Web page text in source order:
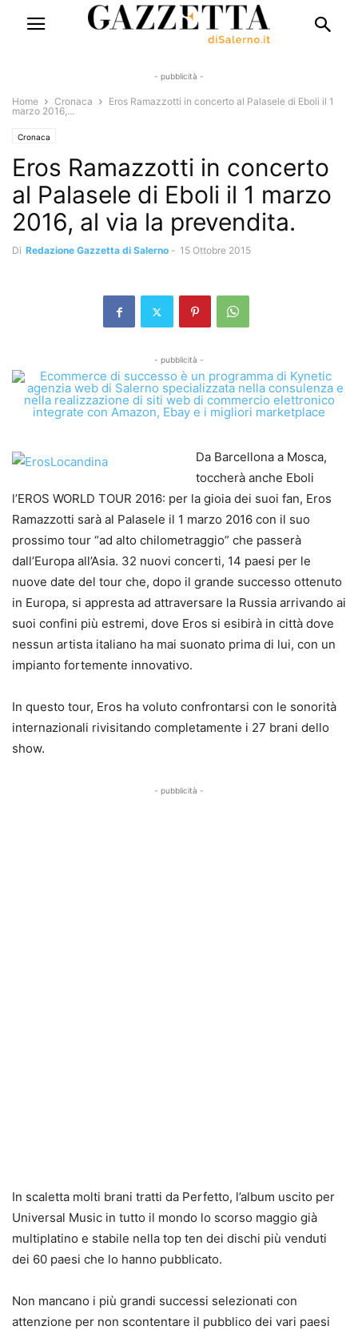
- pubblicità -
Home Cronaca
Eros Ramazzotti in concerto al Palasele di Eboli il 1
marzo 2016,...
Cronaca
Eros Ramazzotti in concerto
al Palasele di Eboli il 1 marzo
2016, al via la prevendita.
Di Redazione Gazzetta di Salerno - 15 Ottobre 2015
- pubblicità -
Da Barcellona a Mosca,
toccherà anche Eboli
l’EROS WORLD TOUR 2016: per la gioia dei suoi fan, Eros
Ramazzotti sarà al Palasele il 1 marzo 2016 con il suo
prossimo tour “ad alto chilometraggio” che passerà
dall’Europa all’Asia. 32 nuovi concerti, 14 paesi per le
nuove date del tour che, dopo il grande successo ottenuto
in Europa, si appresta ad attraversare la Russia arrivando ai
suoi confini più estremi, dove Eros si esibirà in città dove
nessun artista italiano ha mai suonato prima di lui, con un
impianto fortemente innovativo.
In questo tour, Eros ha voluto confrontarsi con le sonorità
internazionali rivisitando completamente i 27 brani dello
show.
- pubblicità -
In scaletta molti brani tratti da Perfetto, l’album uscito per
Universal Music in tutto il mondo lo scorso maggio già
multiplatino e stabile nella top ten dei dischi più venduti
dei 60 paesi che lo hanno pubblicato.
Non mancano i più grandi successi selezionati con
attenzione per non scontentare il pubblico dei vari paesi